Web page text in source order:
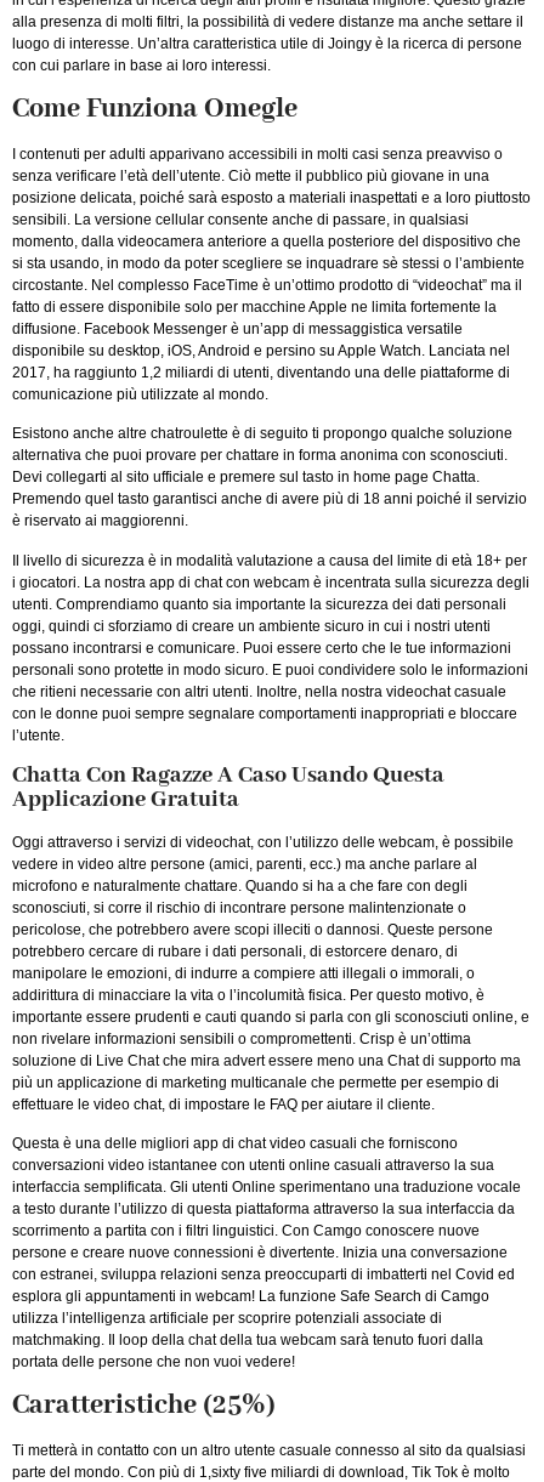
alla presenza di molti filtri, la possibilità di vedere distanze ma anche settare il
luogo di interesse. Un’altra caratteristica utile di Joingy è la ricerca di persone
con cui parlare in base ai loro interessi.
Come Funziona Omegle
I contenuti per adulti apparivano accessibili in molti casi senza preavviso o
senza verificare l’età dell’utente. Ciò mette il pubblico più giovane in una
posizione delicata, poiché sarà esposto a materiali inaspettati e a loro piuttosto
sensibili. La versione cellular consente anche di passare, in qualsiasi
momento, dalla videocamera anteriore a quella posteriore del dispositivo che
si sta usando, in modo da poter scegliere se inquadrare sè stessi o l’ambiente
circostante. Nel complesso FaceTime è un’ottimo prodotto di “videochat” ma il
fatto di essere disponibile solo per macchine Apple ne limita fortemente la
diffusione. Facebook Messenger è un’app di messaggistica versatile
disponibile su desktop, iOS, Android e persino su Apple Watch. Lanciata nel
2017, ha raggiunto 1,2 miliardi di utenti, diventando una delle piattaforme di
comunicazione più utilizzate al mondo.
Esistono anche altre chatroulette è di seguito ti propongo qualche soluzione
alternativa che puoi provare per chattare in forma anonima con sconosciuti.
Devi collegarti al sito ufficiale e premere sul tasto in home page Chatta.
Premendo quel tasto garantisci anche di avere più di 18 anni poiché il servizio
è riservato ai maggiorenni.
Il livello di sicurezza è in modalità valutazione a causa del limite di età 18+ per
i giocatori. La nostra app di chat con webcam è incentrata sulla sicurezza degli
utenti. Comprendiamo quanto sia importante la sicurezza dei dati personali
oggi, quindi ci sforziamo di creare un ambiente sicuro in cui i nostri utenti
possano incontrarsi e comunicare. Puoi essere certo che le tue informazioni
personali sono protette in modo sicuro. E puoi condividere solo le informazioni
che ritieni necessarie con altri utenti. Inoltre, nella nostra videochat casuale
con le donne puoi sempre segnalare comportamenti inappropriati e bloccare
l’utente.
Chatta Con Ragazze A Caso Usando Questa
Applicazione Gratuita
Oggi attraverso i servizi di videochat, con l’utilizzo delle webcam, è possibile
vedere in video altre persone (amici, parenti, ecc.) ma anche parlare al
microfono e naturalmente chattare. Quando si ha a che fare con degli
sconosciuti, si corre il rischio di incontrare persone malintenzionate o
pericolose, che potrebbero avere scopi illeciti o dannosi. Queste persone
potrebbero cercare di rubare i dati personali, di estorcere denaro, di
manipolare le emozioni, di indurre a compiere atti illegali o immorali, o
addirittura di minacciare la vita o l’incolumità fisica. Per questo motivo, è
importante essere prudenti e cauti quando si parla con gli sconosciuti online, e
non rivelare informazioni sensibili o compromettenti. Crisp è un’ottima
soluzione di Live Chat che mira advert essere meno una Chat di supporto ma
più un applicazione di marketing multicanale che permette per esempio di
effettuare le video chat, di impostare le FAQ per aiutare il cliente.
Questa è una delle migliori app di chat video casuali che forniscono
conversazioni video istantanee con utenti online casuali attraverso la sua
interfaccia semplificata. Gli utenti Online sperimentano una traduzione vocale
a testo durante l’utilizzo di questa piattaforma attraverso la sua interfaccia da
scorrimento a partita con i filtri linguistici. Con Camgo conoscere nuove
persone e creare nuove connessioni è divertente. Inizia una conversazione
con estranei, sviluppa relazioni senza preoccuparti di imbatterti nel Covid ed
esplora gli appuntamenti in webcam! La funzione Safe Search di Camgo
utilizza l’intelligenza artificiale per scoprire potenziali associate di
matchmaking. Il loop della chat della tua webcam sarà tenuto fuori dalla
portata delle persone che non vuoi vedere!
Caratteristiche (25%)
Ti metterà in contatto con un altro utente casuale connesso al sito da qualsiasi
parte del mondo. Con più di 1,sixty five miliardi di download, Tik Tok è molto